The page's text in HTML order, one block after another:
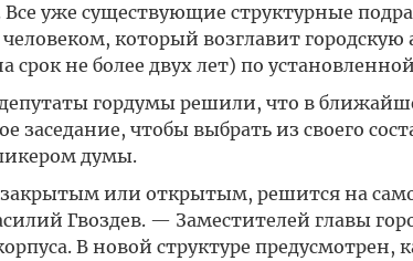
уже существующие структурные
который возглавит
срок не более двух лет) по
гордумы решили, что в
заседание, чтобы выбрать из своего
думы.
закрытым или открытым, решится на
Гвоздев. — Заместителей главы
В новой структуре